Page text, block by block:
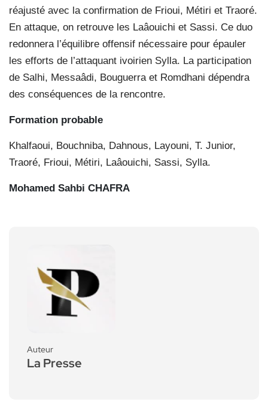
réajusté avec la confirmation de Frioui, Métiri et Traoré.
En attaque, on retrouve les Laâouichi et Sassi. Ce duo
redonnera l’équilibre offensif nécessaire pour épauler
les efforts de l’attaquant ivoirien Sylla. La participation
de Salhi, Messaâdi, Bouguerra et Romdhani dépendra
des conséquences de la rencontre.
Formation probable
Khalfaoui, Bouchniba, Dahnous, Layouni, T. Junior,
Traoré, Frioui, Métiri, Laâouichi, Sassi, Sylla.
Mohamed Sahbi CHAFRA
Auteur
La Presse